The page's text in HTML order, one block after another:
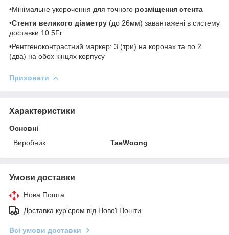
•Mінімальне укорочення для точного розміщення стента
•Стенти великого діаметру (до 26мм) завантажені в систему
доставки 10.5Fr
•Рентгеноконтрастний маркер: 3 (три) на коронах та по 2
(два) на обох кінцях корпусу
Приховати
Характеристики
Основні
Виробник
TaeWoong
Умови доставки
Нова Пошта
Доставка кур'єром від Нової Пошти
Всі умови доставки